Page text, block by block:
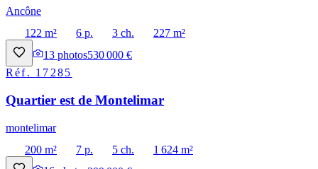
Ancône
122 m²
6 p. 3 ch.
227 m²
13 photos530 000 €
Réf. 17285
Quartier est de Montelimar
montelimar
200 m²
7 p. 5 ch.
1 624 m²